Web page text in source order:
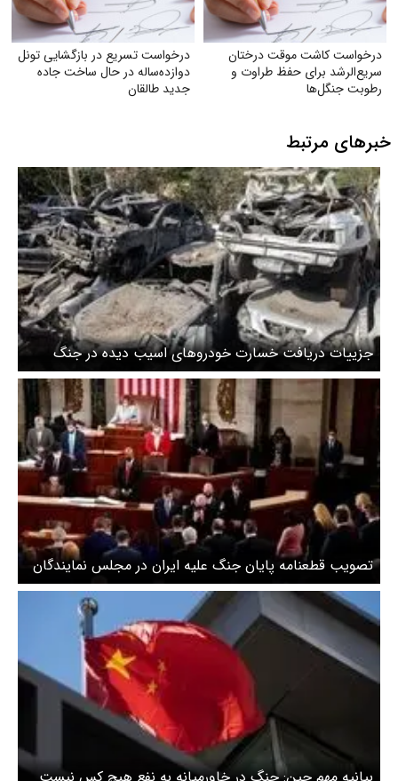
درخواست کاشت موقت درختان
سریع‌الرشد برای حفظ طراوت و
رطوبت جنگل‌ها
درخواست تسریع در بازگشایی تونل
دوازده‌ساله در حال ساخت جاده
جدید طالقان
خبرهای مرتبط
جزییات دریافت خسارت خودروهای اسیب دیده در جنگ
تصویب قطعنامه پایان جنگ علیه ایران در مجلس نمایندگان
آمریکا